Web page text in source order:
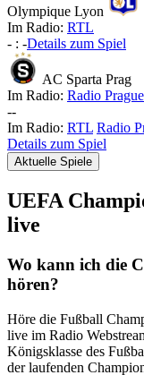
Olympique Lyon
Im Radio: RTL
- : -Details zum Spiel
AC Sparta Prag
Im Radio: Radio
--
Im Radio: RTL Radio
Details zum Spiel
Aktuelle Spiele
UEFA
live
Wo kann ich die
hören?
Höre die Fußball
live im Radio
Königsklasse des
der laufenden